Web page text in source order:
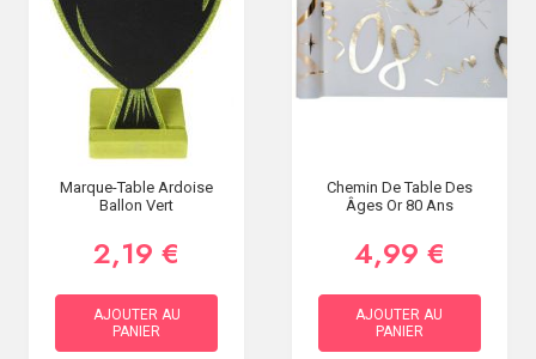
Marque-Table Ardoise
Ballon Vert
2,19 €
AJOUTER AU
PANIER
Chemin De Table Des
Âges Or 80 Ans
4,99 €
AJOUTER AU
PANIER